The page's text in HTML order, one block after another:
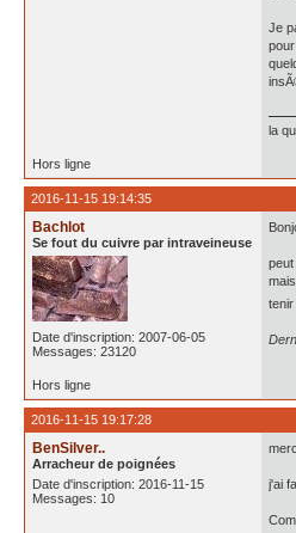
Je
la
Hors ligne
2016-11-15 19:14:35
Bachlot
Se fout du cuivre par intraveineuse
Date d'inscription: 2007-06-05
Messages: 23120
tenir
Hors ligne
2016-11-15 19:17:28
BenSilver..
Arracheur de poignées
Date d'inscription: 2016-11-15
Messages: 10
j'ai